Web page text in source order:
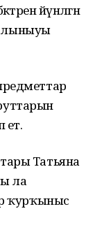
йүнәлгән
Татьяна
ла
ҡурҡыныс